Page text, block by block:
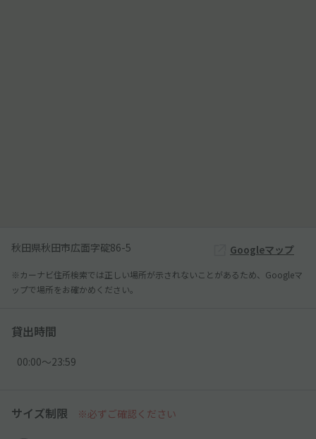
秋田県秋田市広面字碇86-5 Googleマップ
※カーナビ住所検索では正しい場所が示されないことがあるため、Googleマ
ップで場所をお確かめください。
貸出時間
00:00〜23:59
サイズ制限 ※必ずご確認ください